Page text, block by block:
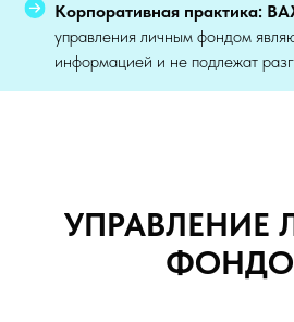
Корпоративная практика:
управления личным фондом
информацией и не подлежат
УПРАВЛЕНИЕ